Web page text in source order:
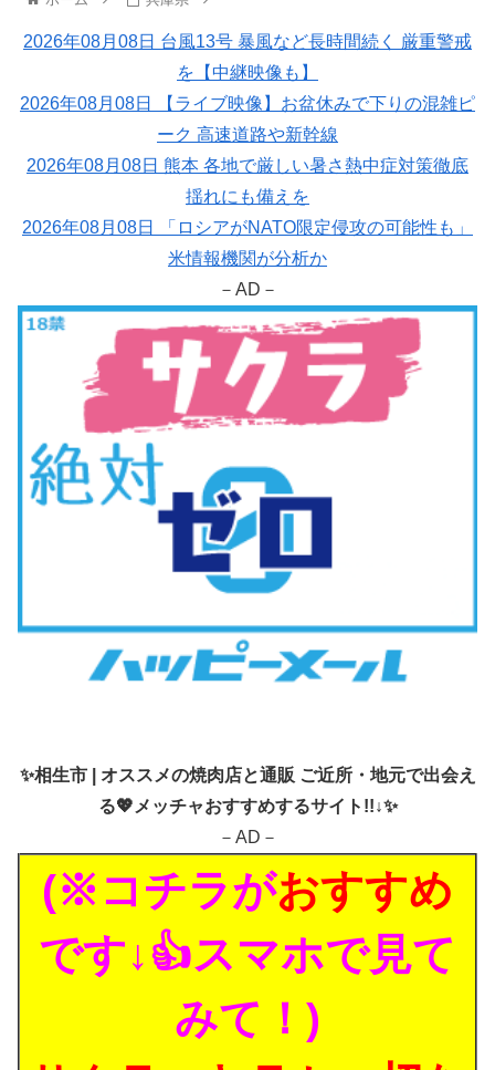
2026年08月08日 台風13号 暴風など長時間続く 厳重警戒
を【中継映像も】
2026年08月08日 【ライブ映像】お盆休みで下りの混雑ピ
ーク 高速道路や新幹線
2026年08月08日 熊本 各地で厳しい暑さ熱中症対策徹底
揺れにも備えを
2026年08月08日 「ロシアがNATO限定侵攻の可能性も」
米情報機関が分析か
－AD－
✨相生市 | オススメの焼肉店と通販 ご近所・地元で出会え
る💖メッチャおすすめするサイト!!↓✨
－AD－
(※コチラがおすすめ
です↓👍スマホで見て
みて！)